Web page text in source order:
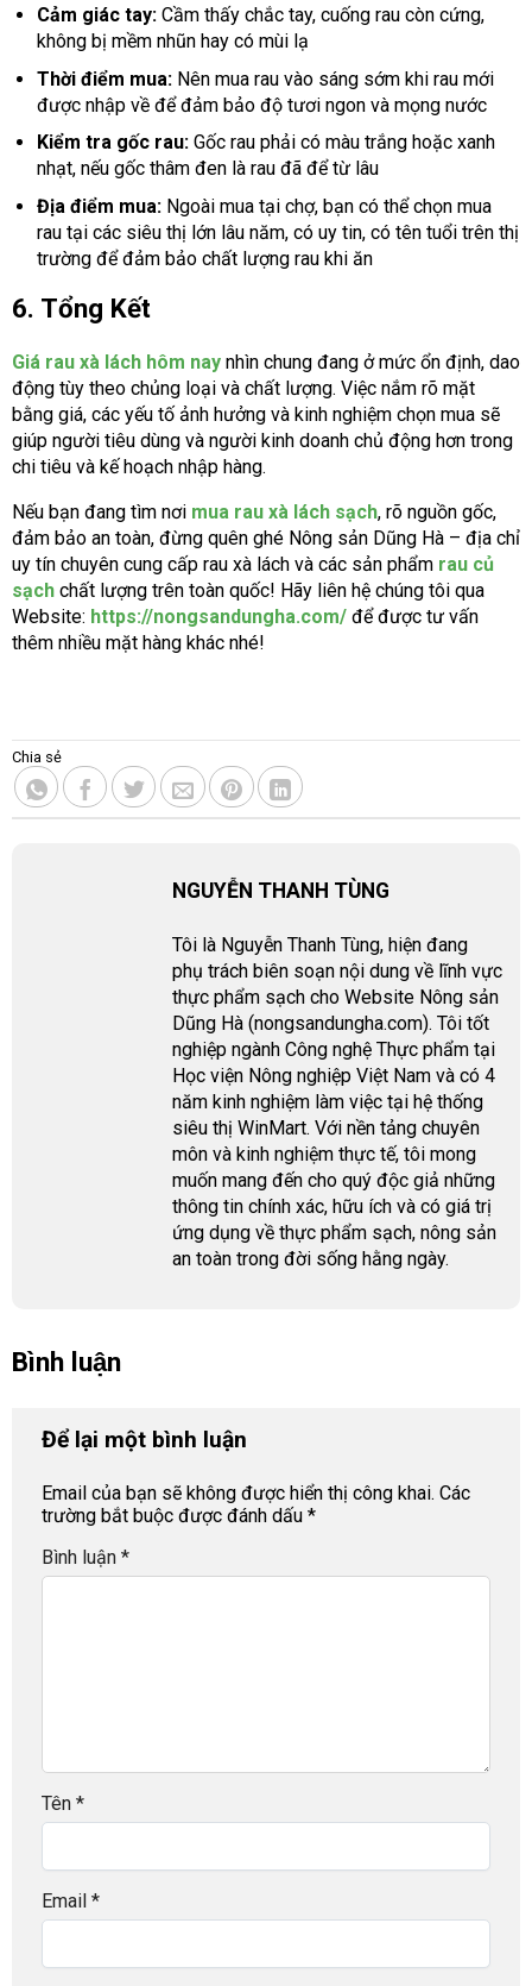
Cảm giác tay:Cầm thấy chắc tay, cuống rau còn cứng,
không bị mềm nhũn hay có mùi lạ
Thời điểm mua:Nên mua rau vào sáng sớm khi rau mới
được nhập về để đảm bảo độ tươi ngon và mọng nước
Kiểm tra gốc rau:Gốc rau phải có màu trắng hoặc xanh
nhạt, nếu gốc thâm đen là rau đã để từ lâu
Địa điểm mua:Ngoài mua tại chợ, bạn có thể chọn mua
rau tại các siêu thị lớn lâu năm, có uy tin, có tên tuổi trên thị
trường để đảm bảo chất lượng rau khi ăn
6. Tổng Kết
Giá rau xà lách hôm nay nhìn chung đang ở mức ổn định, dao
động tùy theo chủng loại và chất lượng. Việc nắm rõ mặt
bằng giá, các yếu tố ảnh hưởng và kinh nghiệm chọn mua sẽ
giúp người tiêu dùng và người kinh doanh chủ động hơn trong
chi tiêu và kế hoạch nhập hàng.
Nếu bạn đang tìm nơi mua rau xà lách sạch, rõ nguồn gốc,
đảm bảo an toàn, đừng quên ghé Nông sản Dũng Hà – địa chỉ
uy tín chuyên cung cấp rau xà lách và các sản phẩm rau củ
sạch chất lượng trên toàn quốc! Hãy liên hệ chúng tôi qua
Website: https://nongsandungha.com/ để được tư vấn
thêm nhiều mặt hàng khác nhé!
Chia sẻ
NGUYỄN THANH TÙNG
Tôi là Nguyễn Thanh Tùng, hiện đang
phụ trách biên soạn nội dung về lĩnh vực
thực phẩm sạch cho Website Nông sản
Dũng Hà (nongsandungha.com). Tôi tốt
nghiệp ngành Công nghệ Thực phẩm tại
Học viện Nông nghiệp Việt Nam và có 4
năm kinh nghiệm làm việc tại hệ thống
siêu thị WinMart. Với nền tảng chuyên
môn và kinh nghiệm thực tế, tôi mong
muốn mang đến cho quý độc giả những
thông tin chính xác, hữu ích và có giá trị
ứng dụng về thực phẩm sạch, nông sản
an toàn trong đời sống hằng ngày.
Bình luận
Để lại một bình luận
Email của bạn sẽ không được hiển thị công khai. Các
trường bắt buộc được đánh dấu *
Bình luận *
Tên *
Email *